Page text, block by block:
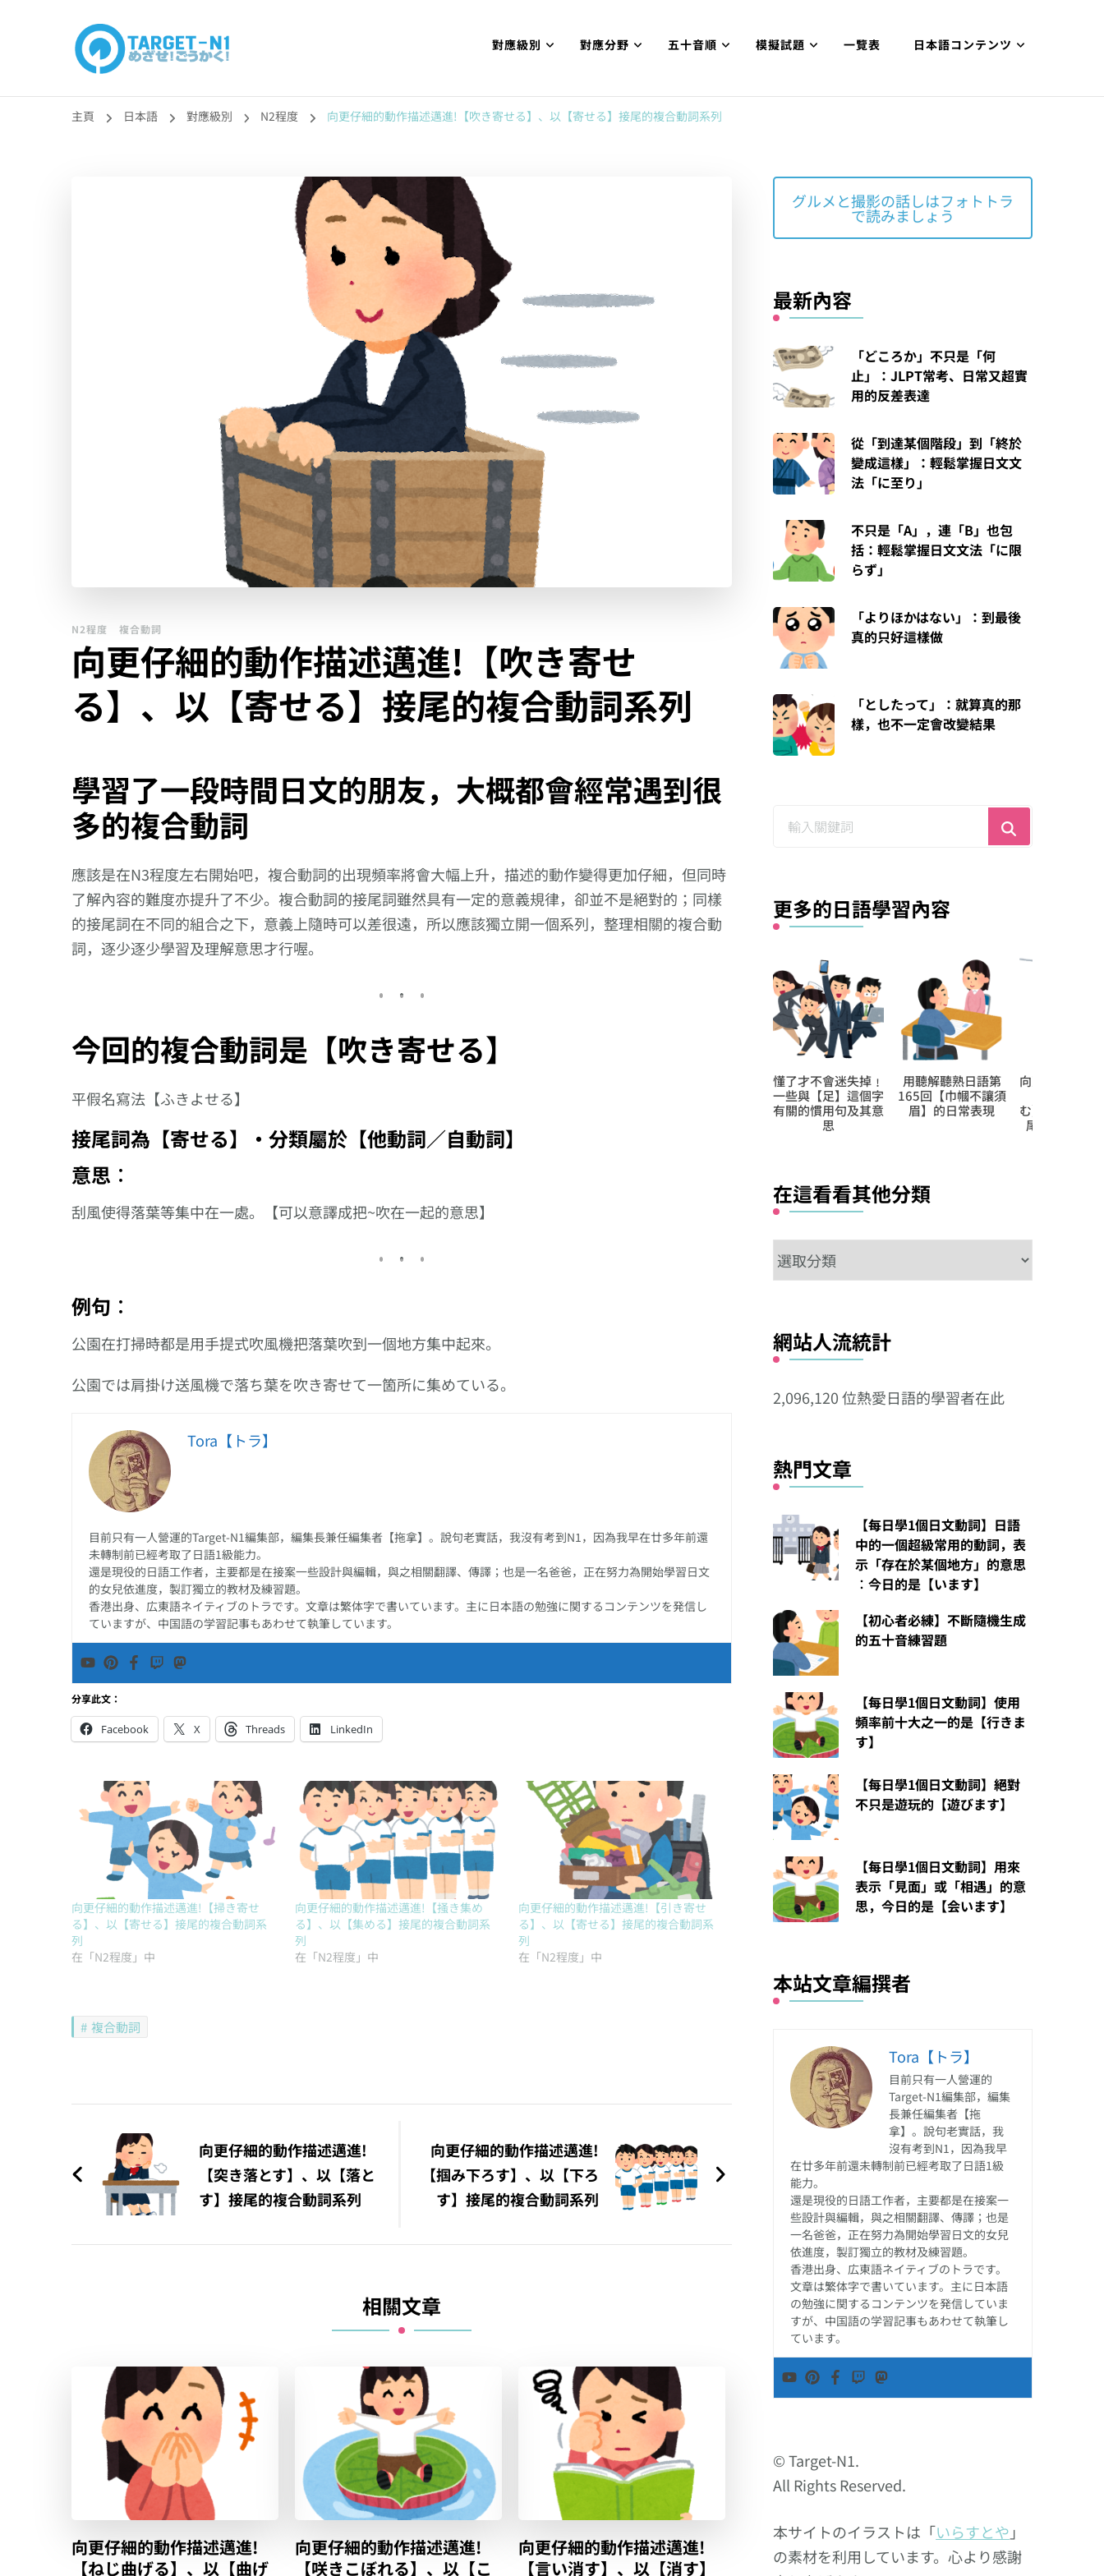
目標!!日本語能力試N1合格
對應級別 對應分野 五十音順 模擬試題 一覽表 日本語コンテンツ
主頁 日本語 對應級別 N2程度 向更仔細的動作描述邁進!【吹き寄せる】、以【寄せる】接尾的複合動詞系列
N2程度 複合動詞
向更仔細的動作描述邁進!【吹き寄せ
る】、以【寄せる】接尾的複合動詞系列
學習了一段時間日文的朋友，大概都會經常遇到很
多的複合動詞
應該是在N3程度左右開始吧，複合動詞的出現頻率將會大幅上升，描述的動作變得更加仔細，但同時
了解內容的難度亦提升了不少。複合動詞的接尾詞雖然具有一定的意義規律，卻並不是絕對的；同樣
的接尾詞在不同的組合之下，意義上隨時可以差很遠，所以應該獨立開一個系列，整理相關的複合動
詞，逐少逐少學習及理解意思才行喔。
今回的複合動詞是【吹き寄せる】
平假名寫法【ふきよせる】
接尾詞為【寄せる】‧分類屬於【他動詞／自動詞】
意思︰
刮風使得落葉等集中在一處。【可以意譯成把~吹在一起的意思】
例句︰
公園在打掃時都是用手提式吹風機把落葉吹到一個地方集中起來。
公園では肩掛け送風機で落ち葉を吹き寄せて一箇所に集めている。
Tora【トラ】
目前只有一人營運的Target-N1編集部，編集長兼任編集者【拖拿】。說句老實話，我沒有考到N1，因為我早在廿多年前還
未轉制前已經考取了日語1級能力。
還是現役的日語工作者，主要都是在接案一些設計與編輯，與之相關翻譯、傳譯；也是一名爸爸，正在努力為開始學習日文
的女兒依進度，製訂獨立的教材及練習題。
香港出身、広東語ネイティブのトラです。文章は繁体字で書いています。主に日本語の勉強に関するコンテンツを発信し
ていますが、中国語の学習記事もあわせて執筆しています。
分享此文：
Facebook X Threads LinkedIn
向更仔細的動作描述邁進!【掃き寄せ
る】、以【寄せる】接尾的複合動詞系
列
在「N2程度」中
向更仔細的動作描述邁進!【掻き集め
る】、以【集める】接尾的複合動詞系
列
在「N2程度」中
向更仔細的動作描述邁進!【引き寄せ
る】、以【寄せる】接尾的複合動詞系
列
在「N2程度」中
複合動詞
章
導
向更仔細的動作描述邁進!
【突き落とす】、以【落と
す】接尾的複合動詞系列
向更仔細的動作描述邁進!
【掴み下ろす】、以【下ろ
す】接尾的複合動詞系列
相關文章
向更仔細的動作描述邁進!
【ねじ曲げる】、以【曲げ
向更仔細的動作描述邁進!
【咲きこぼれる】、以【こ
向更仔細的動作描述邁進!
【言い消す】、以【消す】
グルメと撮影の話しはフォトトラ
で読みましょう
最新內容
「どころか」不只是「何
止」：JLPT常考、日常又超實
用的反差表達
從「到達某個階段」到「終於
變成這樣」：輕鬆掌握日文文
法「に至り」
不只是「A」，連「B」也包
括：輕鬆掌握日文文法「に限
らず」
「よりほかはない」：到最後
真的只好這樣做
「としたって」：就算真的那
樣，也不一定會改變結果
更多的日語學習內容
用聽解聽熟日語第
165回【巾幗不讓須
眉】的日常表現
向更仔細的動作描述
邁進!【刷り込
む】、以【込む】接
【每日學1個日文形
容詞】今日的是【細
かい】
在這看看其他分類
在
這
其
分
網站人流統計
2,096,120 位熱愛日語的學習者在此
熱門文章
【每日學1個日文動詞】日語
中的一個超級常用的動詞，表
示「存在於某個地方」的意思
︰今日的是【います】
【初心者必練】不斷隨機生成
的五十音練習題
【每日學1個日文動詞】使用
頻率前十大之一的是【行きま
す】
【每日學1個日文動詞】絕對
不只是遊玩的【遊びます】
【每日學1個日文動詞】用來
表示「見面」或「相遇」的意
思，今日的是【会います】
本站文章編撰者
Tora【トラ】
目前只有一人營運的
Target-N1編集部，編集
長兼任編集者【拖
拿】。說句老實話，我
沒有考到N1，因為我早
在廿多年前還未轉制前已經考取了日語1級
能力。
還是現役的日語工作者，主要都是在接案一
些設計與編輯，與之相關翻譯、傳譯；也是
一名爸爸，正在努力為開始學習日文的女兒
依進度，製訂獨立的教材及練習題。
香港出身、広東語ネイティブのトラです。
文章は繁体字で書いています。主に日本語
の勉強に関するコンテンツを発信していま
すが、中国語の学習記事もあわせて執筆し
ています。
© Target-N1.
All Rights Reserved.
本サイトのイラストは「いらすとや 」
の素材を利用しています。心より感謝